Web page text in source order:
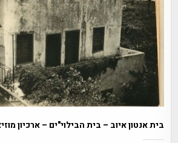
בית אנטון איוב – בית הבילוי"ים – ארכיון